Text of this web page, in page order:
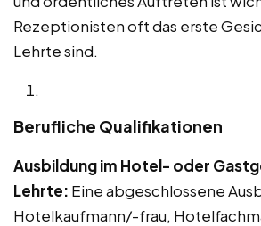
Rezeptionisten oft das erste
Lehrte sind.
Berufliche Qualifikationen
Ausbildung im Hotel- oder
Lehrte: Eine abgeschlossene
Hotelkaufmann/-frau,